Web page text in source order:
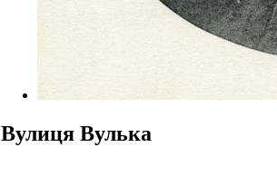
Вулиця Вулька